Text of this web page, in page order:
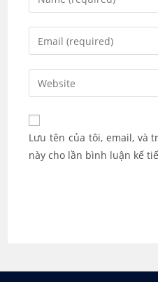
your
name
comment
Enter
your
email
address
comment
Enter
your
website
URL
(optional)
Lưu tên của tôi, email, và
này cho lần bình luận kế